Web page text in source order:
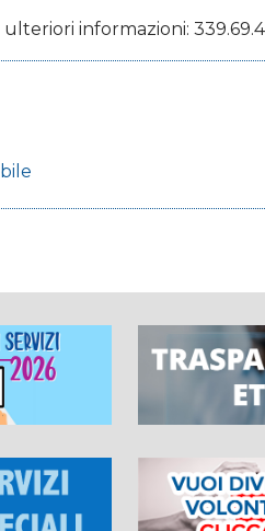
informazioni: